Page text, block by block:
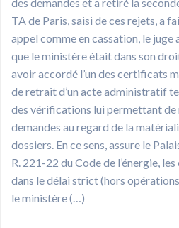
TA de Paris, saisi de ces rejets, a
appel comme en cassation, le
que le ministère était dans son
avoir accordé l’un des certificats
de retrait d’un acte administratif
des vérifications lui permettant de
demandes au regard de la
dossiers. En ce sens, assure le
R. 221-22 du Code de l’énergie,
dans le délai strict (hors
le ministère (…)